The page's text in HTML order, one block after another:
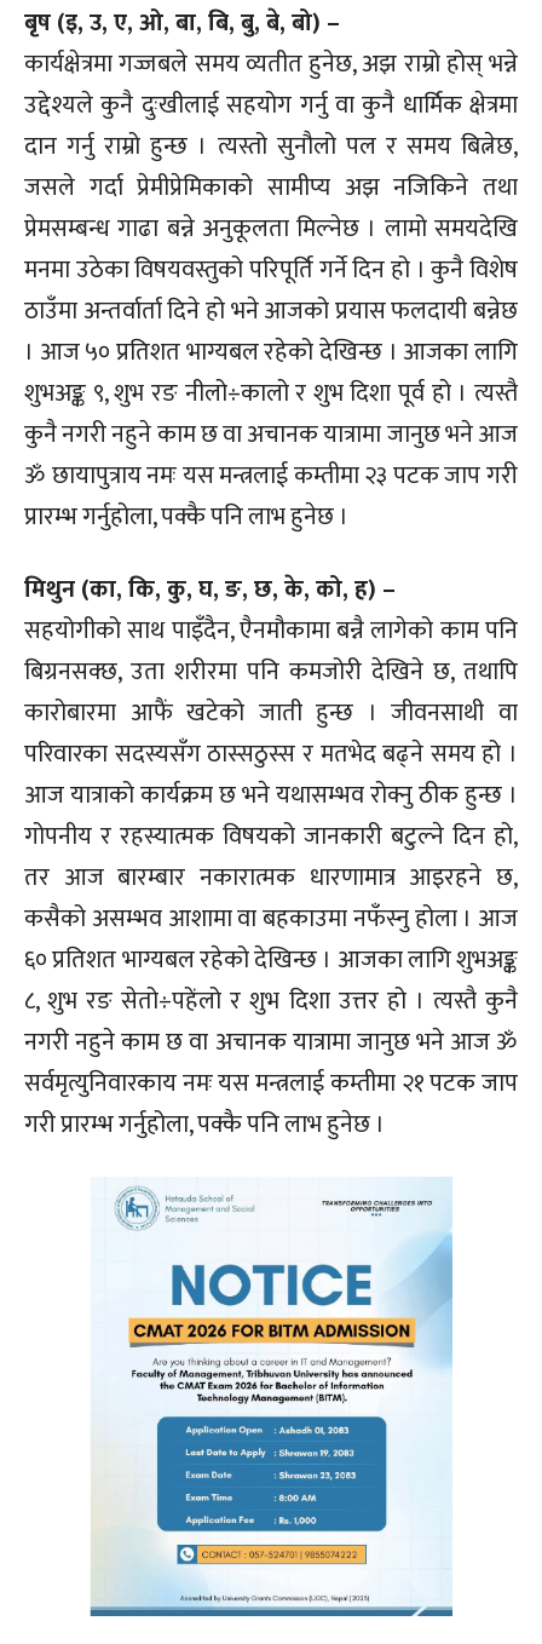
बृष (इ, उ, ए, ओ, बा, बि, बु, बे, बो) –
कार्यक्षेत्रमा गज्जबले समय व्यतीत हुनेछ, अझ राम्रो होस् भन्ने
उद्देश्यले कुनै दुःखीलाई सहयोग गर्नु वा कुनै धार्मिक क्षेत्रमा
दान गर्नु राम्रो हुन्छ । त्यस्तो सुनौलो पल र समय बित्नेछ,
जसले गर्दा प्रेमीप्रेमिकाको सामीप्य अझ नजिकिने तथा
प्रेमसम्बन्ध गाढा बन्ने अनुकूलता मिल्नेछ । लामो समयदेखि
मनमा उठेका विषयवस्तुको परिपूर्ति गर्ने दिन हो । कुनै विशेष
ठाउँमा अन्तर्वार्ता दिने हो भने आजको प्रयास फलदायी बन्नेछ
। आज ५० प्रतिशत भाग्यबल रहेको देखिन्छ । आजका लागि
शुभअङ्क ९, शुभ रङ नीलो÷कालो र शुभ दिशा पूर्व हो । त्यस्तै
कुनै नगरी नहुने काम छ वा अचानक यात्रामा जानुछ भने आज
ॐ छायापुत्राय नमः यस मन्त्रलाई कम्तीमा २३ पटक जाप गरी
प्रारम्भ गर्नुहोला, पक्कै पनि लाभ हुनेछ ।
मिथुन (का, कि, कु, घ, ङ, छ, के, को, ह) –
सहयोगीको साथ पाइँदैन, एैनमौकामा बन्नै लागेको काम पनि
बिग्रनसक्छ, उता शरीरमा पनि कमजोरी देखिने छ, तथापि
कारोबारमा आफैं खटेको जाती हुन्छ । जीवनसाथी वा
परिवारका सदस्यसँग ठास्सठुस्स र मतभेद बढ्ने समय हो ।
आज यात्राको कार्यक्रम छ भने यथासम्भव रोक्नु ठीक हुन्छ ।
गोपनीय र रहस्यात्मक विषयको जानकारी बटुल्ने दिन हो,
तर आज बारम्बार नकारात्मक धारणामात्र आइरहने छ,
कसैको असम्भव आशामा वा बहकाउमा नफँस्नु होला । आज
६० प्रतिशत भाग्यबल रहेको देखिन्छ । आजका लागि शुभअङ्क
८, शुभ रङ सेतो÷पहेंलो र शुभ दिशा उत्तर हो । त्यस्तै कुनै
नगरी नहुने काम छ वा अचानक यात्रामा जानुछ भने आज ॐ
सर्वमृत्युनिवारकाय नमः यस मन्त्रलाई कम्तीमा २१ पटक जाप
गरी प्रारम्भ गर्नुहोला, पक्कै पनि लाभ हुनेछ ।